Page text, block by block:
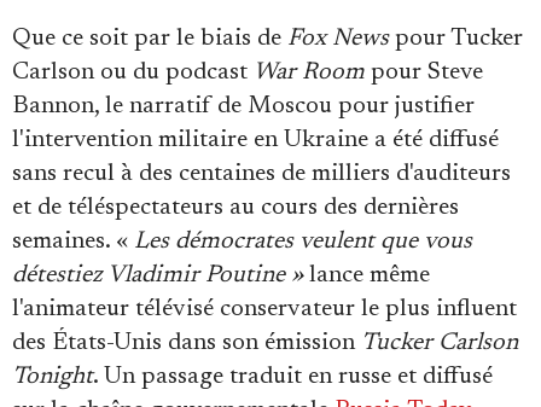
Que ce soit par le biais de Fox Newspour Tucker
Carlson ou du podcast War Room pour Steve
Bannon, le narratif de Moscou pour justifier
l'intervention militaire en Ukraine a été diffusé
sans recul à des centaines de milliers d'auditeurs
et de téléspectateurs au cours des dernières
semaines. « Les démocrates veulent que vous
détestiez Vladimir Poutine » lance même
l'animateur télévisé conservateur le plus influent
des États-Unis dans son émission Tucker Carlson
Tonight. Un passage traduit en russe et diffusé